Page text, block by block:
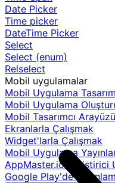
Date Picker
Time picker
DateTime Picker
Select
Select (enum)
Relselect
Mobil uygulamalar
Mobil Uygulama
Mobil Uygulama
Mobil Tasarımcı Arayüzü
Ekranlarla Çalışmak
Widget'larla Çalışmak
Mobil Uygulama
AppMaster.io Geliştirici
Google Play'de